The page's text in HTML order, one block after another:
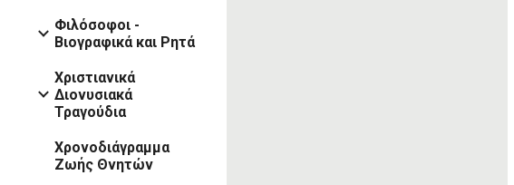
Φιλόσοφοι -
Βιογραφικά και Ρητά
Χριστιανικά
Διονυσιακά
Τραγούδια
Χρονοδιάγραμμα
Ζωής Θνητών